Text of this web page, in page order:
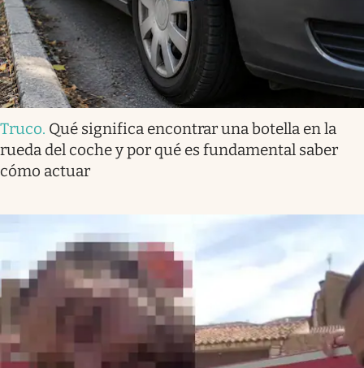
Truco. Qué significa encontrar una botella en la
rueda del coche y por qué es fundamental saber
cómo actuar